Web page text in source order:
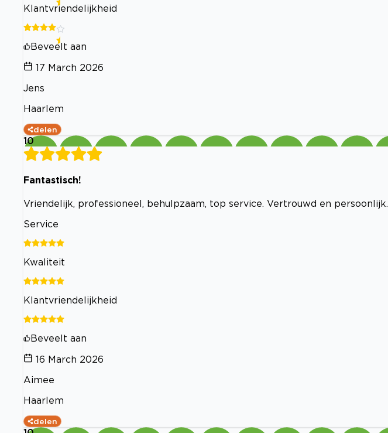
Klantvriendelijkheid
Beveelt aan
17 March 2026
Jens
Haarlem
delen
10
Fantastisch!
Vriendelijk, professioneel, behulpzaam, top service. Vertrouwd en persoonlijk.
Service
Kwaliteit
Klantvriendelijkheid
Beveelt aan
16 March 2026
Aimee
Haarlem
delen